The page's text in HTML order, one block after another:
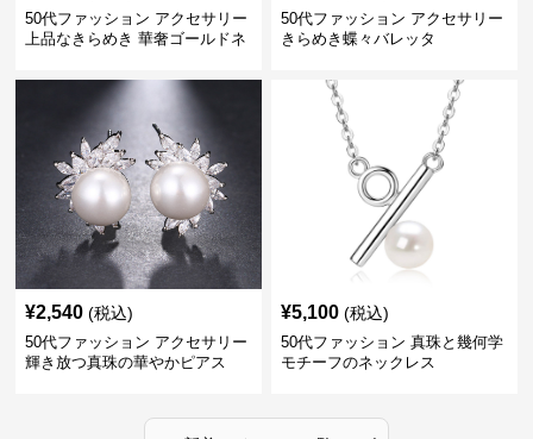
50代ファッション アクセサリー
上品なきらめき 華奢ゴールドネ
50代ファッション アクセサリー
きらめき蝶々バレッタ
¥2,540 (税込)
50代ファッション アクセサリー
輝き放つ真珠の華やかピアス
¥5,100 (税込)
50代ファッション 真珠と幾何学
モチーフのネックレス